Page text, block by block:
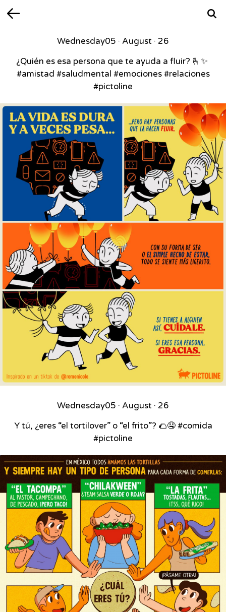
Wednesday05 · August · 26
¿Quién es esa persona que te ayuda a fluir? 🫰✨⁣ ⁣
#amistad #saludmental #emociones #relaciones
#pictoline
Wednesday05 · August · 26
Y tú, ¿eres “el tortilover” o “el frito”? 🌮🤤 #comida
#pictoline